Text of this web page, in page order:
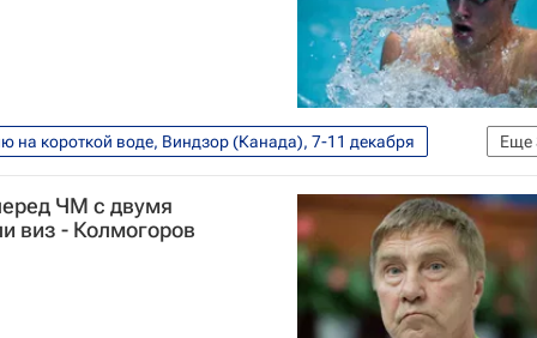
Еще
на короткой воде, Виндзор (Канада), 7-11 декабря
по плаванию на короткой воде
ЧМ с двумя
виз - Колмогоров